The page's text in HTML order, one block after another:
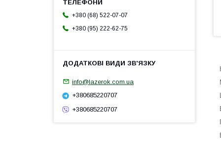
+380 (68) 522-07-07
+380 (95) 222-62-75
info@lazerok.com.ua
+380685220707
+380685220707